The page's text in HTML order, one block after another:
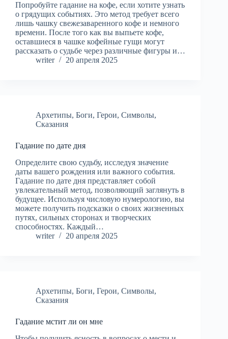
Попробуйте гадание на кофе, если хотите узнать
о грядущих событиях. Это метод требует всего
лишь чашку свежезаваренного кофе и немного
времени. После того как вы выпьете кофе,
оставшиеся в чашке кофейные гущи могут
рассказать о судьбе через различные фигуры и…
writer
20 апреля 2025
Архетипы, Боги, Герои, Символы,
Сказания
Гадание по дате дня
Определите свою судьбу, исследуя значение
даты вашего рождения или важного события.
Гадание по дате дня представляет собой
увлекательный метод, позволяющий заглянуть в
будущее. Используя числовую нумерологию, вы
можете получить подсказки о своих жизненных
путях, сильных сторонах и творческих
способностях. Каждый…
writer
20 апреля 2025
Архетипы, Боги, Герои, Символы,
Сказания
Гадание мстит ли он мне